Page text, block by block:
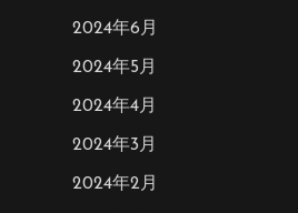
2024年6月
2024年5月
2024年4月
2024年3月
2024年2月